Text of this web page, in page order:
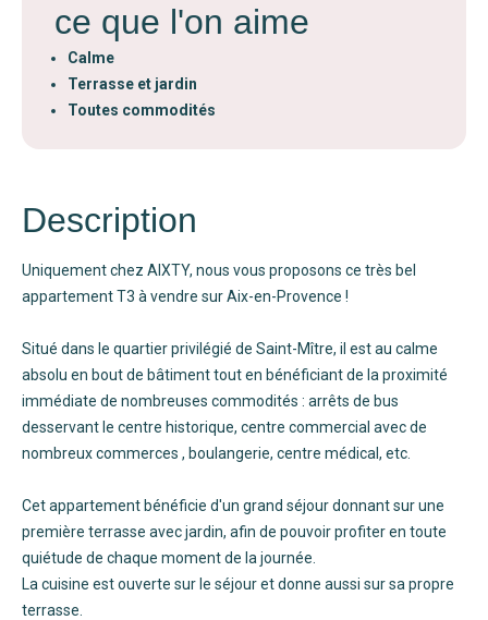
ce que l'on aime
Calme
Terrasse et jardin
Toutes commodités
Description
Uniquement chez AIXTY, nous vous proposons ce très bel
appartement T3 à vendre sur Aix-en-Provence !
Situé dans le quartier privilégié de Saint-Mître, il est au calme
absolu en bout de bâtiment tout en bénéficiant de la proximité
immédiate de nombreuses commodités : arrêts de bus
desservant le centre historique, centre commercial avec de
nombreux commerces , boulangerie, centre médical, etc.
Cet appartement bénéficie d'un grand séjour donnant sur une
première terrasse avec jardin, afin de pouvoir profiter en toute
quiétude de chaque moment de la journée.
La cuisine est ouverte sur le séjour et donne aussi sur sa propre
terrasse.